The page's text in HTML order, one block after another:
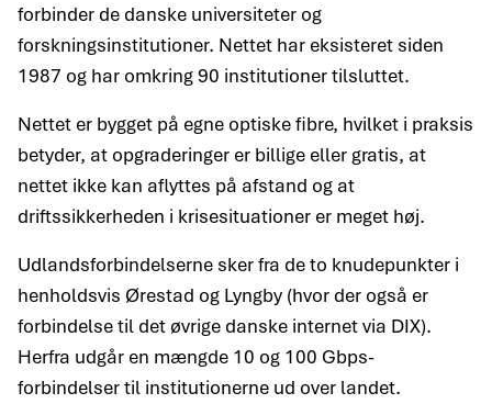
forbinder de danske universiteter og
forskningsinstitutioner. Nettet har eksisteret siden
1987 og har omkring 90 institutioner tilsluttet.
Nettet er bygget på egne optiske fibre, hvilket i praksis
betyder, at opgraderinger er billige eller gratis, at
nettet ikke kan aflyttes på afstand og at
driftssikkerheden i krisesituationer er meget høj.
Udlandsforbindelserne sker fra de to knudepunkter i
henholdsvis Ørestad og Lyngby (hvor der også er
forbindelse til det øvrige danske internet via DIX).
Herfra udgår en mængde 10 og 100 Gbps-
forbindelser til institutionerne ud over landet.